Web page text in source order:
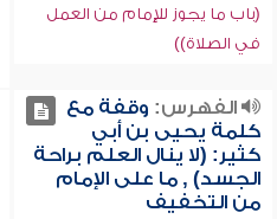
(باب ما يجوز للإمام من العمل
في الصلاة))
الفهرس: وقفة مع
كلمة يحيى بن أبي
كثير: (لا ينال العلم براحة
الجسد) , ما على الإمام
من التخفيف